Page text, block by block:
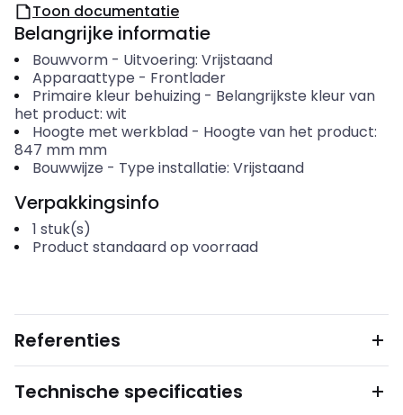
Toon documentatie
Belangrijke informatie
Bouwvorm- Uitvoering: Vrijstaand
Apparaattype - Frontlader
Primaire kleur behuizing- Belangrijkste kleur van
het product: wit
Hoogte met werkblad- Hoogte van het product:
847 mm mm
Bouwwijze - Type installatie: Vrijstaand
Verpakkingsinfo
1 stuk(s)
Product standaard op voorraad
Referenties
Technische specificaties